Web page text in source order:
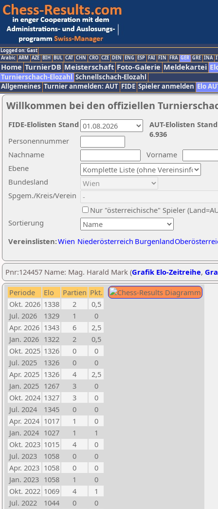
Logged on: Gast
Arabic ARM AZE BIH BUL CAT CHN CRO CZE DEN ENG ESP FAI FIN FRA GER GRE INA
Home TurnierDB Meisterschaft Foto-Galerie Meldekartei
Turnierschach-Elozahl Schnellschach-Elozahl
Allgemeines Turnier anmelden: AUT FIDE Spieler anmelden Elo
Willkommen bei den offiziellen
Nachname
Vorname
Ebene
Sortierung
Personennummer
Bundesland
Spgem./Kreis/Verein
Nur "österreichische" Spieler
Vereinslisten:Wien Niederösterreich Burgenland
AUT-Elolisten
6.936
FIDE-Elolisten Stand
Pnr:124457 Name: Mag. Harald Mark (Grafik Elo-Zeitreihe,
Periode Elo Partien Pkt.
Okt. 2026 1338 2
0,5
Jul. 2026
1329 1
0
Apr. 2026 1343 6
2,5
Jan. 2026 1322 2
0,5
Okt. 2025 1326 0
0
Jul. 2025
1326 0
0
Apr. 2025 1326 4
2,5
Jan. 2025 1267 3
0
Okt. 2024 1327 3
0
Jul. 2024
1345 0
0
Apr. 2024 1017 1
0
Jan. 2024 1027 1
1
Okt. 2023 1015 4
0
Jul. 2023
1058 0
0
Apr. 2023 1058 0
0
Jan. 2023 1058 1
0
Okt. 2022 1069 4
1
Jul. 2022
1044 0
0